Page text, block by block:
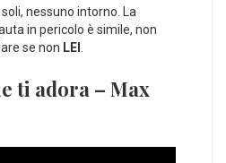
nessuno intorno. La
in pericolo è simile, non
se non LEI
ti adora – Max